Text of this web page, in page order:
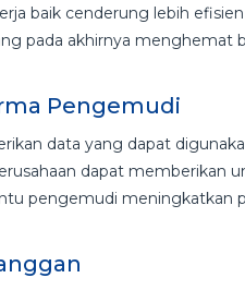
baik cenderung lebih
pada akhirnya menghemat
Pengemudi
data yang dapat
dapat memberikan
pengemudi meningkatkan